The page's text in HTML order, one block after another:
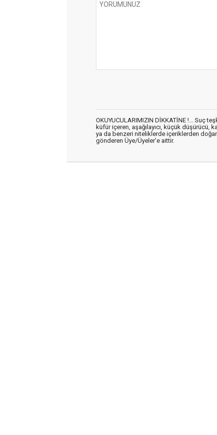
OKUYUCULARIMIZIN DİKKATİNE !... Suç
küfür içeren, aşağılayıcı, küçük düşürücü,
ya da benzeri niteliklerde içeriklerden
gönderen Üye/Üyeler’e aittir.